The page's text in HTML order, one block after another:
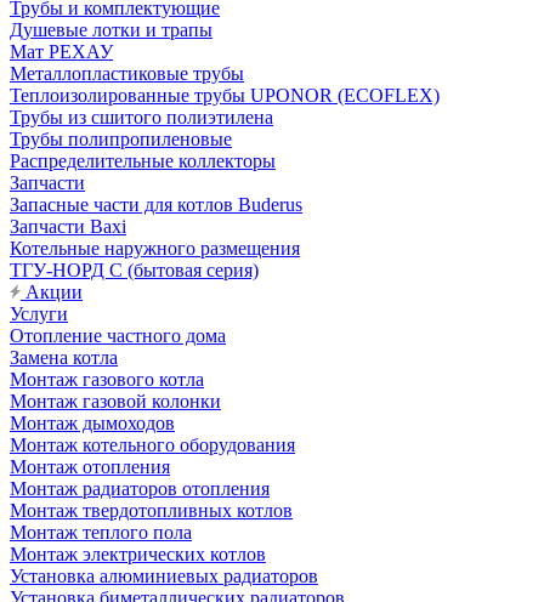
Трубы и комплектующие
Душевые лотки и трапы
Мат РЕХАУ
Металлопластиковые трубы
Теплоизолированные трубы UPONOR (ECOFLEX)
Трубы из сшитого полиэтилена
Трубы полипропиленовые
Распределительные коллекторы
Запчасти
Запасные части для котлов Buderus
Запчасти Baxi
Котельные наружного размещения
ТГУ-НОРД С (бытовая серия)
Акции
Услуги
Отопление частного дома
Замена котла
Монтаж газового котла
Монтаж газовой колонки
Монтаж дымоходов
Монтаж котельного оборудования
Монтаж отопления
Монтаж радиаторов отопления
Монтаж твердотопливных котлов
Монтаж теплого пола
Монтаж электрических котлов
Установка алюминиевых радиаторов
Установка биметаллических радиаторов